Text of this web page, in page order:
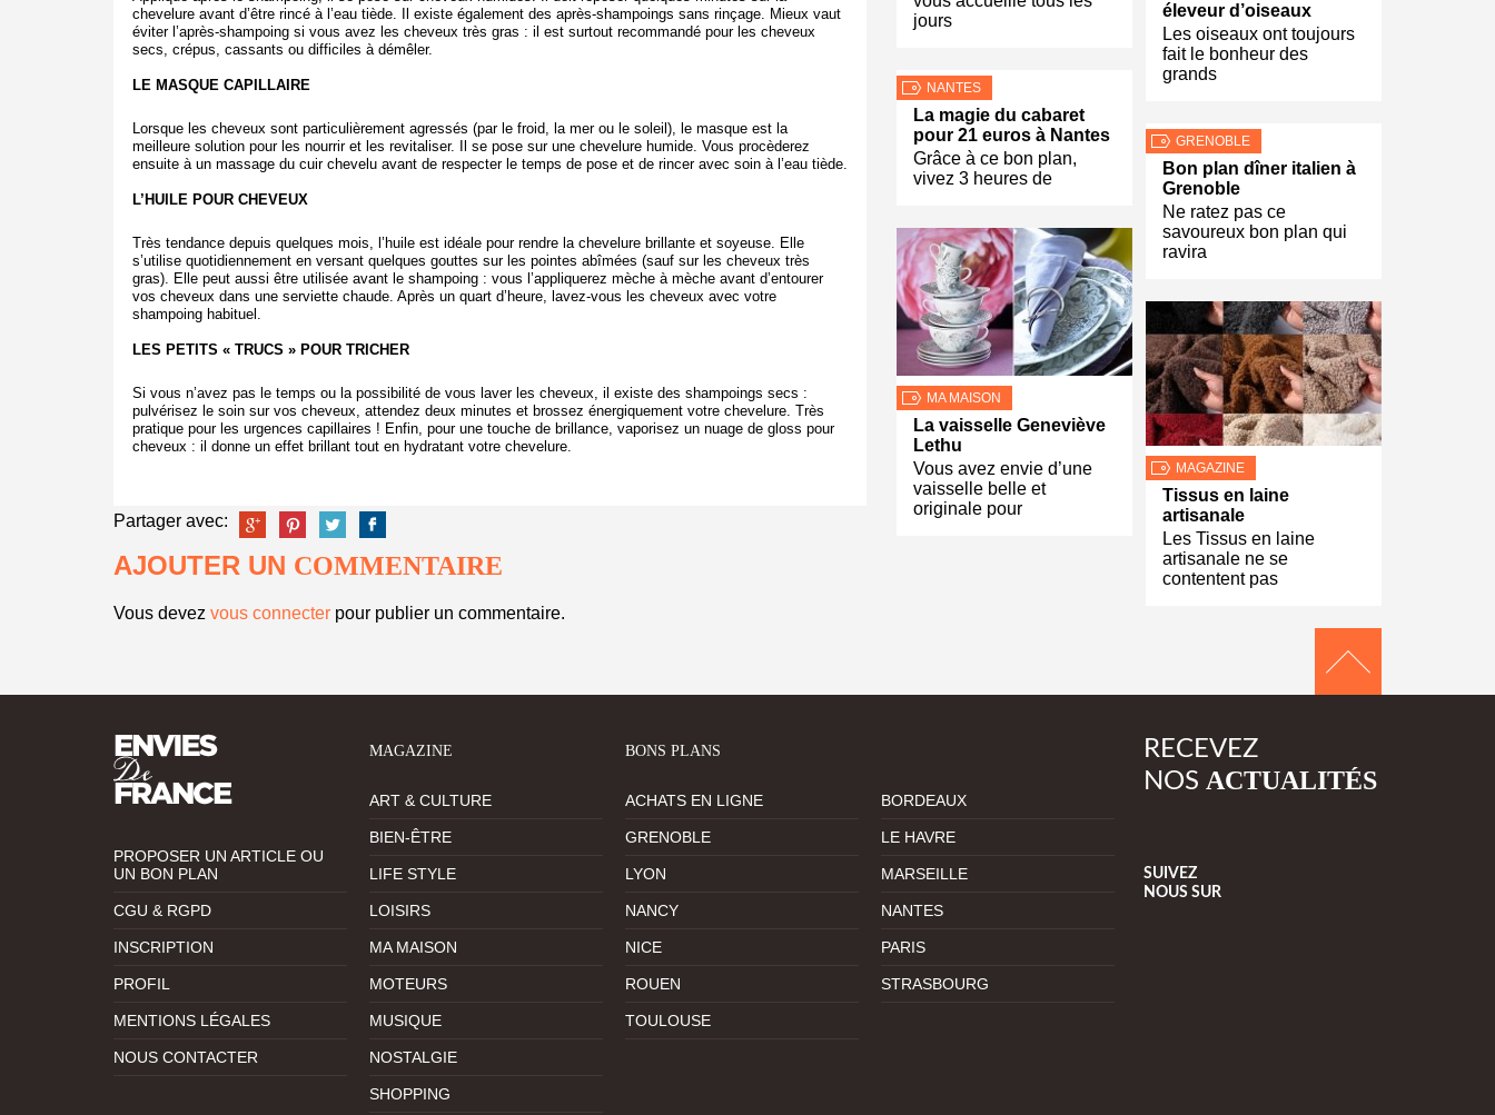
chevelure avant d’être rincé à l’eau tiède.
Il existe également des après-shampoings sans rinçage. Mieux vaut
éviter l’après-shampoing si vous avez les cheveux très gras : il est surtout recommandé pour les cheveux
secs, crépus, cassants ou difficiles à démêler.
LE MASQUE CAPILLAIRE
Lorsque les cheveux sont particulièrement agressés (par le froid, la mer ou le soleil), le masque est la
meilleure solution pour les nourrir et les revitaliser. Il se pose sur une chevelure humide. Vous procèderez
ensuite à un massage du cuir chevelu avant de respecter le temps de pose et de rincer avec soin à l’eau tiède.
L’HUILE POUR CHEVEUX
Très tendance depuis quelques mois, l’huile est idéale pour rendre la chevelure brillante et soyeuse. Elle
s’utilise quotidiennement en versant quelques gouttes sur les pointes abîmées (sauf sur les cheveux très
gras). Elle peut aussi être utilisée avant le shampoing : vous l’appliquerez mèche à mèche avant d’entourer
vos cheveux dans une serviette chaude. Après un quart d’heure, lavez-vous les cheveux avec votre
shampoing habituel.
LES PETITS « TRUCS » POUR TRICHER
Si vous n’avez pas le temps ou la possibilité de vous laver les cheveux, il existe des shampoings secs :
pulvérisez le soin sur vos cheveux, attendez deux minutes et brossez énergiquement votre chevelure. Très
pratique pour les urgences capillaires ! Enfin, pour une touche de brillance, vaporisez un nuage de gloss pour
cheveux : il donne un effet brillant tout en hydratant votre chevelure.
Partager avec:
AJOUTER UN COMMENTAIRE
Vous devez vous connecter pour publier un commentaire.
jours
NANTES
La magie du cabaret
pour 21 euros à Nantes
Grâce à ce bon plan,
vivez 3 heures de
MA MAISON
La vaisselle Geneviève
Lethu
Vous avez envie d’une
vaisselle belle et
originale pour
éleveur d’oiseaux
Les oiseaux ont toujours
fait le bonheur des
grands
GRENOBLE
Bon plan dîner italien à
Grenoble
Ne ratez pas ce
savoureux bon plan qui
ravira
MAGAZINE
Tissus en laine
artisanale
Les Tissus en laine
artisanale ne se
contentent pas
PROPOSER UN ARTICLE OU
UN BON PLAN
CGU & RGPD
INSCRIPTION
PROFIL
MENTIONS LÉGALES
NOUS CONTACTER
MAGAZINE
ART & CULTURE
BIEN-ÊTRE
LIFE STYLE
LOISIRS
MA MAISON
MOTEURS
MUSIQUE
NOSTALGIE
SHOPPING
BONS PLANS
ACHATS EN LIGNE BORDEAUX
GRENOBLE LE HAVRE
LYON MARSEILLE
NANCY NANTES
NICE PARIS
ROUEN STRASBOURG
TOULOUSE
RECEVEZ
NOS ACTUALITÉS
SUIVEZ
NOUS SUR